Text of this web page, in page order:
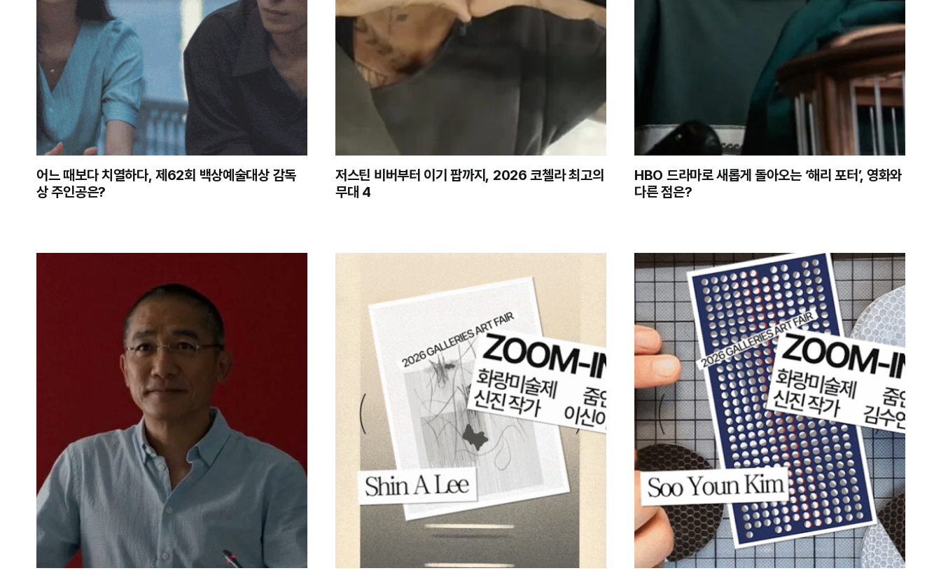
어느 때보다 치열하다, 제62회 백상예술대상 감독
상 주인공은?
저스틴 비버부터 이기 팝까지, 2026 코첼라 최고의
무대 4
HBO 드라마로 새롭게 돌아오는 ‘해리 포터’, 영화와
다른 점은?